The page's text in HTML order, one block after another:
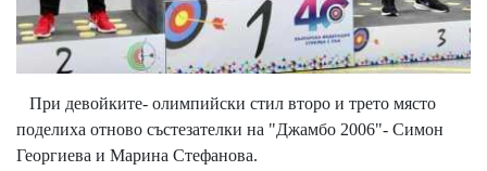
При девойките- олимпийски стил второ и трето място
поделиха отново състезателки на "Джамбо 2006"- Симон
Георгиева и Марина Стефанова.